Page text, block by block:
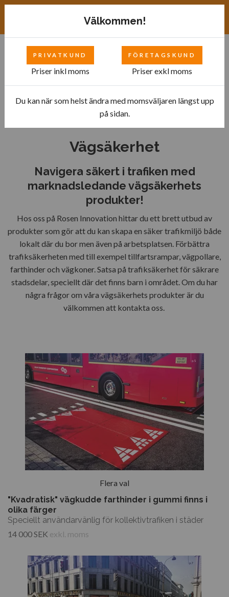
Vägsäkerhet
Navigera säkert i trafiken med
marknadsledande vägsäkerhets
produkter!
Hos oss på Rosen Innovation hittar du ett brett utbud av
produkter som gör att du kan skapa en säker trafikmiljö både
lokalt där du bor men även på arbetsplatsen. Förbättra
trafiksäkerheten med till exempel tillfartsrampar,vägpollare,
farthinderoch vägkoner. Satsa på trafiksäkerhet för säkrare
stadsdelar, speciellt där det finns barn i området. Om du har
några frågor om våra vägsäkerhets produkter är du
välkommen att kontakta oss.
Flera val
"Kvadratisk" vägkudde farthinder i gummi finns i
olika färger
Speciellt användarvänlig för kollektivtrafiken i städer
14 000 SEK exkl. moms
Välkommen!
PRIVATKUND
Priser inkl moms
FÖRETAGSKUND
Priser exkl moms
Du kan när som helst ändra med momsväljaren längst upp
på sidan.